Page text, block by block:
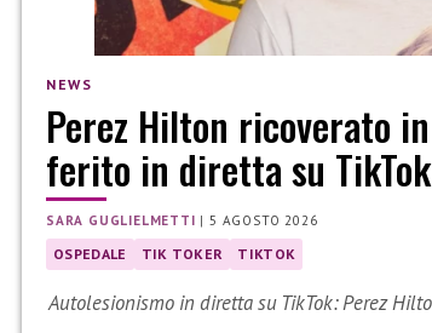
NEWS
Perez Hilton ricoverato
ferito in diretta su TikTok
SARA GUGLIELMETTI |5 AGOSTO 2026
OSPEDALE TIK TOKER TIKTOK
Autolesionismo in diretta su TikTok: Perez